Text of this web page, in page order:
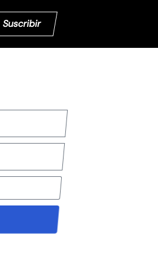
Suscribir